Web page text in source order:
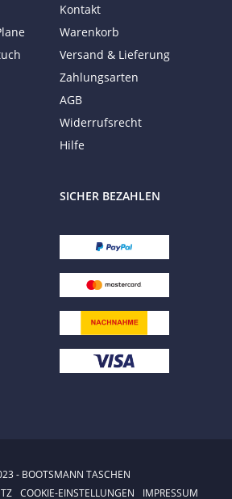
Kontakt
Warenkorb
Versand & Lieferung
Zahlungsarten
AGB
Widerrufsrecht
Hilfe
SICHER BEZAHLEN
- BOOTSMANN TASCHEN
COOKIE-EINSTELLUNGEN IMPRESSUM